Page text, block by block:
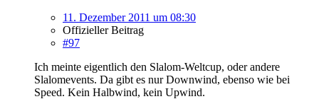
11. Dezember 2011 um 08:30
Offizieller Beitrag
#97
Ich meinte eigentlich den Slalom-Weltcup, oder andere
Slalomevents. Da gibt es nur Downwind, ebenso wie bei
Speed. Kein Halbwind, kein Upwind.